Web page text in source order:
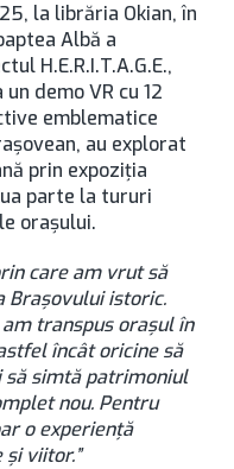
la librăria Okian, în
Albă a
H.E.R.I.T.A.G.E.,
demo VR cu 12
emblematice
au explorat
prin expoziția
parte la tururi
orașului.
care am vrut să
Brașovului istoric.
am transpus orașul în
încât oricine să
să simtă patrimoniul
nou. Pentru
o experiență
viitor.”